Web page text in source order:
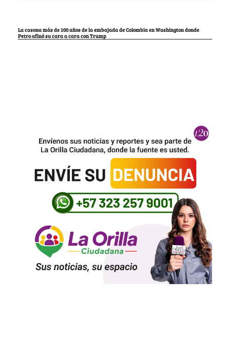
La casona más de 100 años de la embajada de Colombia en Washington donde
Petro afinó su cara a cara con Trump